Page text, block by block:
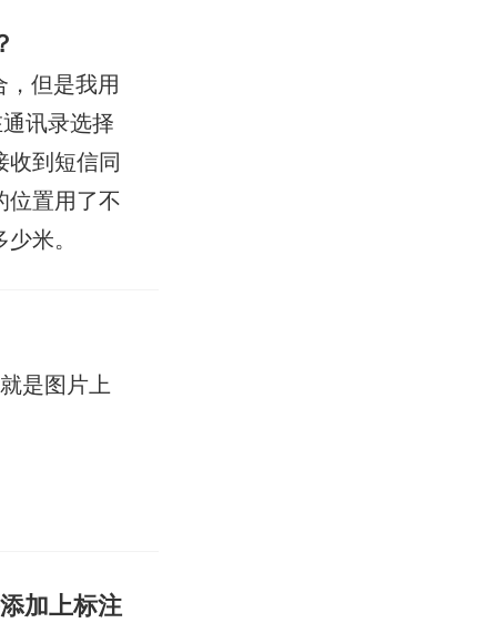
但是我用
讯录选择
到短信同
位置用了不
米。
是图片上
加上标注